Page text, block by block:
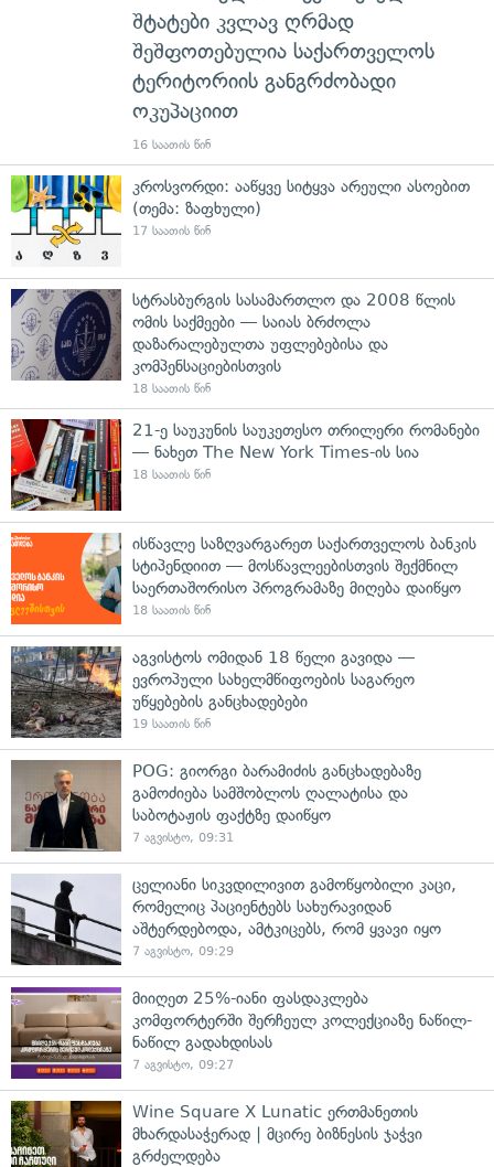
შტატები კვლავ ღრმად
შეშფოთებულია საქართველოს
ტერიტორიის განგრძობადი
ოკუპაციით
16 საათის წინ
კროსვორდი: ააწყვე სიტყვა არეული ასოებით
(თემა: ზაფხული)
17 საათის წინ
სტრასბურგის სასამართლო და 2008 წლის
ომის საქმეები — საიას ბრძოლა
დაზარალებულთა უფლებებისა და
კომპენსაციებისთვის
18 საათის წინ
21-ე საუკუნის საუკეთესო თრილერი რომანები
— ნახეთ The New York Times-ის სია
18 საათის წინ
ისწავლე საზღვარგარეთ საქართველოს ბანკის
სტიპენდიით — მოსწავლეებისთვის შექმნილ
საერთაშორისო პროგრამაზე მიღება დაიწყო
18 საათის წინ
აგვისტოს ომიდან 18 წელი გავიდა —
ევროპული სახელმწიფოების საგარეო
უწყებების განცხადებები
19 საათის წინ
POG: გიორგი ბარამიძის განცხადებაზე
გამოძიება სამშობლოს ღალატისა და
საბოტაჟის ფაქტზე დაიწყო
7 აგვისტო, 09:31
ცელიანი სიკვდილივით გამოწყობილი კაცი,
რომელიც პაციენტებს სახურავიდან
აშტერდებოდა, ამტკიცებს, რომ ყვავი იყო
7 აგვისტო, 09:29
მიიღეთ 25%-იანი ფასდაკლება
კომფორტერში შერჩეულ კოლექციაზე ნაწილ-
ნაწილ გადახდისას
7 აგვისტო, 09:27
Wine Square X Lunatic ერთმანეთის
მხარდასაჭერად | მცირე ბიზნესის ჯაჭვი
გრძელდება